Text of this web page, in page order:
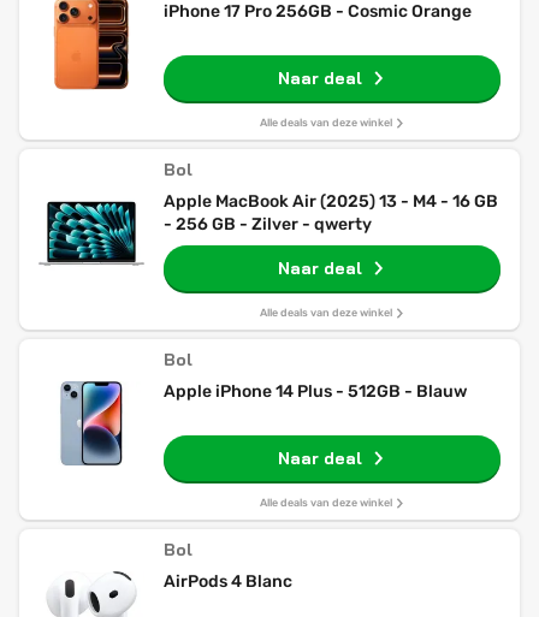
iPhone 17 Pro 256GB - Cosmic Orange
Naar deal
Alle deals van deze winkel
Bol
Apple MacBook Air (2025) 13 - M4 - 16 GB
- 256 GB - Zilver - qwerty
Naar deal
Alle deals van deze winkel
Bol
Apple iPhone 14 Plus - 512GB - Blauw
Naar deal
Alle deals van deze winkel
Bol
AirPods 4 Blanc